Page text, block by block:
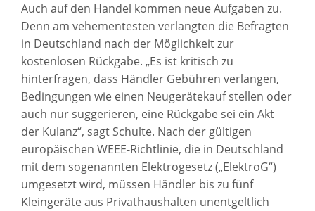
Auch auf den Handel kommen neue Aufgaben zu.
Denn am vehementesten verlangten die Befragten
in Deutschland nach der Möglichkeit zur
kostenlosen Rückgabe. „Es ist kritisch zu
hinterfragen, dass Händler Gebühren verlangen,
Bedingungen wie einen Neugerätekauf stellen oder
auch nur suggerieren, eine Rückgabe sei ein Akt
der Kulanz“, sagt Schulte. Nach der gültigen
europäischen WEEE-Richtlinie, die in Deutschland
mit dem sogenannten Elektrogesetz („ElektroG“)
umgesetzt wird, müssen Händler bis zu fünf
Kleingeräte aus Privathaushalten unentgeltlich